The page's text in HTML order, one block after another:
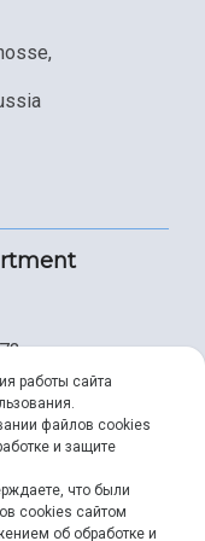
работы сайта
файлов cookies
и защите
что были
cookies сайтом
об обработке и